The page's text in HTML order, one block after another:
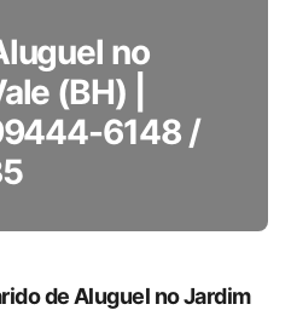
no
(BH) |
6148 /
de Aluguel ​no Jardim